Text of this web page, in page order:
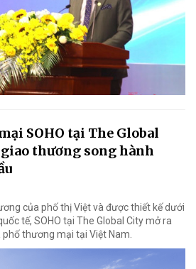
SOHO tại The Global
thương song hành
của phố thị Việt và được thiết kế dưới
tế, SOHO tại The Global City mở ra
thương mại tại Việt Nam.